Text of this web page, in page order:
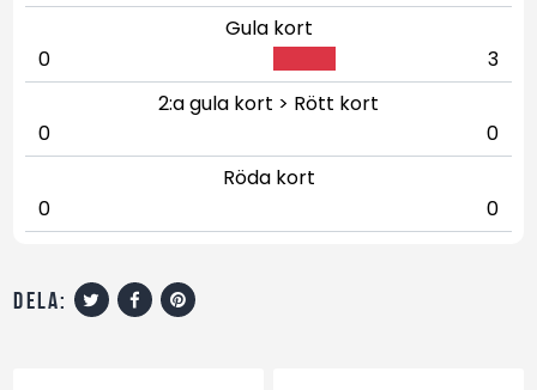
Gula kort
0
3
2:a gula kort > Rött kort
0
0
Röda kort
0
0
dela: